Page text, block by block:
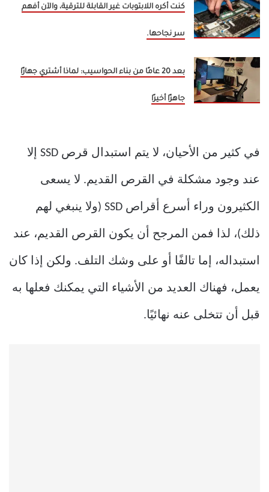
كنت أكره اللابتوبات غير القابلة للترقية، والآن أفهم
سر نجاحها.
بعد 20 عامًا من بناء الحواسيب: لماذا أشتري جهازًا
جاهزًا أخيرًا
في كثير من الأحيان، لا يتم استبدال قرص SSD إلا
عند وجود مشكلة في القرص القديم. لا يسعى
الكثيرون وراء أسرع أقراص SSD (ولا ينبغي لهم
ذلك)، لذا فمن المرجح أن يكون القرص القديم، عند
استبداله، إما تالفًا أو على وشك التلف. ولكن إذا كان
يعمل، فهناك العديد من الأشياء التي يمكنك فعلها به
قبل أن تتخلى عنه نهائيًا.